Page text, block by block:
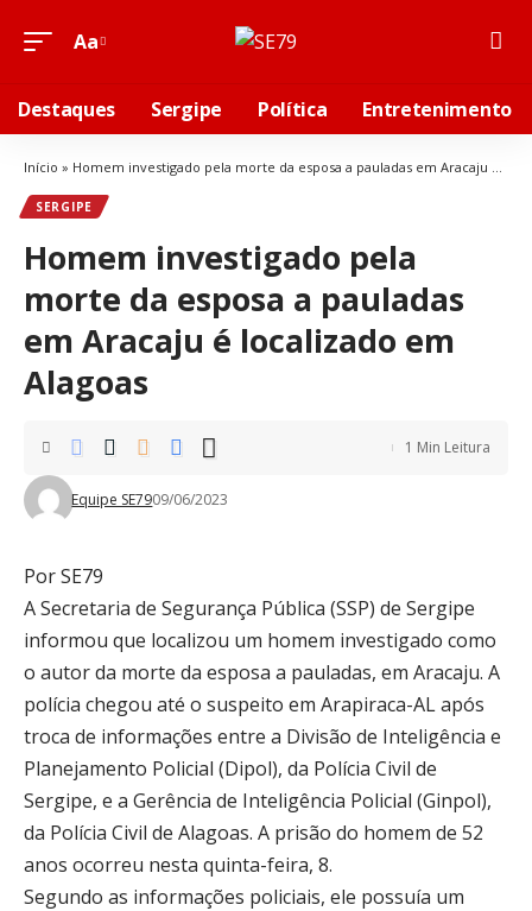
Font
Aa
Destaques Sergipe Política Entretenimento
Início » Homem investigado pela morte da esposa a pauladas em Aracaju é localizado em Alagoas
SERGIPE
Homem investigado pela
morte da esposa a pauladas
em Aracaju é localizado em
Alagoas
Equipe SE7909/06/2023
1 Min Leitura
Por SE79
A Secretaria de Segurança Pública (SSP) de Sergipe
informou que localizou um homem investigado como
o autor da morte da esposa a pauladas, em Aracaju. A
polícia chegou até o suspeito em Arapiraca-AL após
troca de informações entre a Divisão de Inteligência e
Planejamento Policial (Dipol), da Polícia Civil de
Sergipe, e a Gerência de Inteligência Policial (Ginpol),
da Polícia Civil de Alagoas. A prisão do homem de 52
anos ocorreu nesta quinta-feira, 8.
Segundo as informações policiais, ele possuía um